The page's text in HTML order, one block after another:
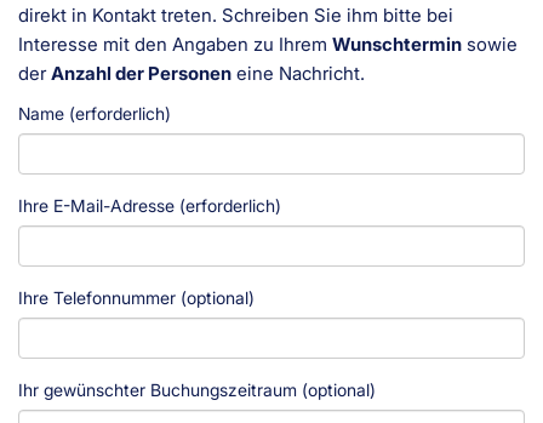
direkt in Kontakt treten. Schreiben Sie ihm bitte bei
Interesse mit den Angaben zu Ihrem Wunschtermin sowie
derAnzahl der Personen eine Nachricht.
Name (erforderlich)
Ihre E-Mail-Adresse (erforderlich)
Ihre Telefonnummer (optional)
Ihr gewünschter Buchungszeitraum (optional)